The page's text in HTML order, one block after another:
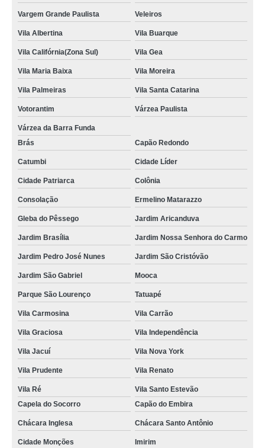
Vargem Grande Paulista Veleiros
Vila Albertina Vila Buarque
Vila Califórnia(Zona Sul) Vila Gea
Vila Maria Baixa Vila Moreira
Vila Palmeiras Vila Santa Catarina
Votorantim Várzea Paulista
Várzea da Barra Funda
Brás
Capão Redondo
Catumbi Cidade Líder
Cidade Patriarca Colônia
Consolação Ermelino Matarazzo
Gleba do Pêssego Jardim Aricanduva
Jardim Brasília Jardim Nossa Senhora do Carmo
Jardim Pedro José Nunes Jardim São Cristóvão
Jardim São Gabriel Mooca
Parque São Lourenço Tatuapé
Vila Carmosina Vila Carrão
Vila Graciosa Vila Independência
Vila Jacuí Vila Nova York
Vila Prudente Vila Renato
Vila Ré
Vila Santo Estevão
Capela do Socorro
Capão do Embira
Chácara Inglesa Chácara Santo Antônio
Cidade Monções Imirim